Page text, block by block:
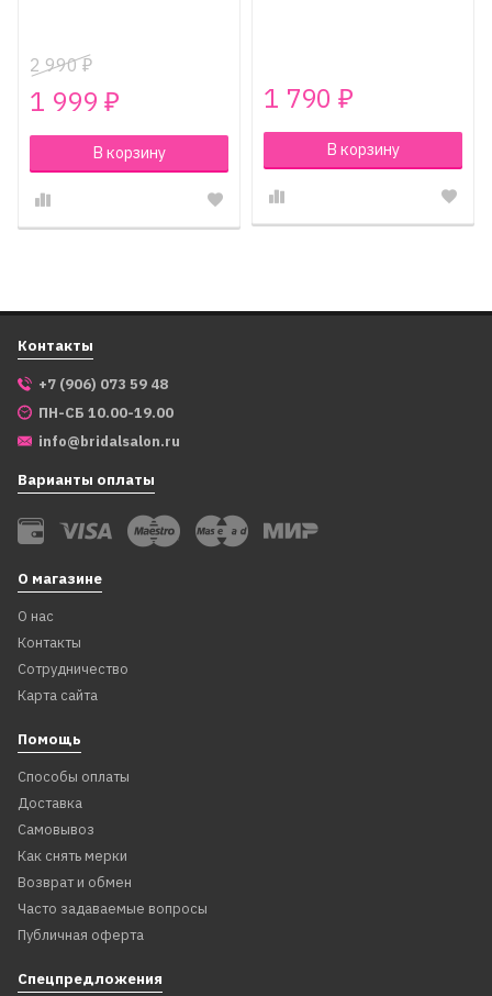
2 990₽
1 999 ₽
В корзину
1 790 ₽
В корзину
Контакты
+7 (906) 073 59 48
ПН-СБ 10.00-19.00
info@bridalsalon.ru
Варианты оплаты
О магазине
О нас
Контакты
Сотрудничество
Карта сайта
Помощь
Способы оплаты
Доставка
Самовывоз
Как снять мерки
Возврат и обмен
Часто задаваемые вопросы
Публичная оферта
Спецпредложения